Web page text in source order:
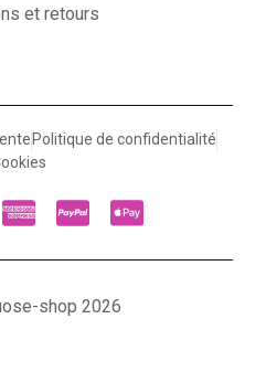
et retours
Politique de confidentialité
shop 2026